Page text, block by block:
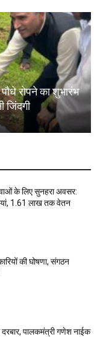
रोपने का शुभारंभ
के लिए सुनहरा अवसर:
₹1.61 लाख तक वेतन
की घोषणा, संगठन
पालकमंत्री गणेश नाईक